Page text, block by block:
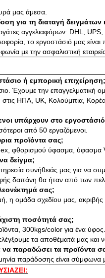
μας άμεσα.
για τη διαταγή δειγμάτων
αγγελιαφόρων: DHL,
το εργοστάσιό μας
με την ασφαλιστική
ή εμπορική επιχείρηση;
Έχουμε την επαγγελματική
στις ΗΠΑ, UK, Κολούμπια,
υπάρχουν στο
από 50 εργαζόμενοι.
προϊόντα σας;
φθορισμού ύφασμα, ύφασμα
δείγμα;
συνήθειάς μας για να
δαπάνη θα ήταν από των
σας;
η ομάδα σχεδίου μας,
ποσότητά σας;
300kgs/color για ένα
τα αποθέματά μας και
να παραδώσει τα προϊόντα
παράδοσης είναι σύμφωνα